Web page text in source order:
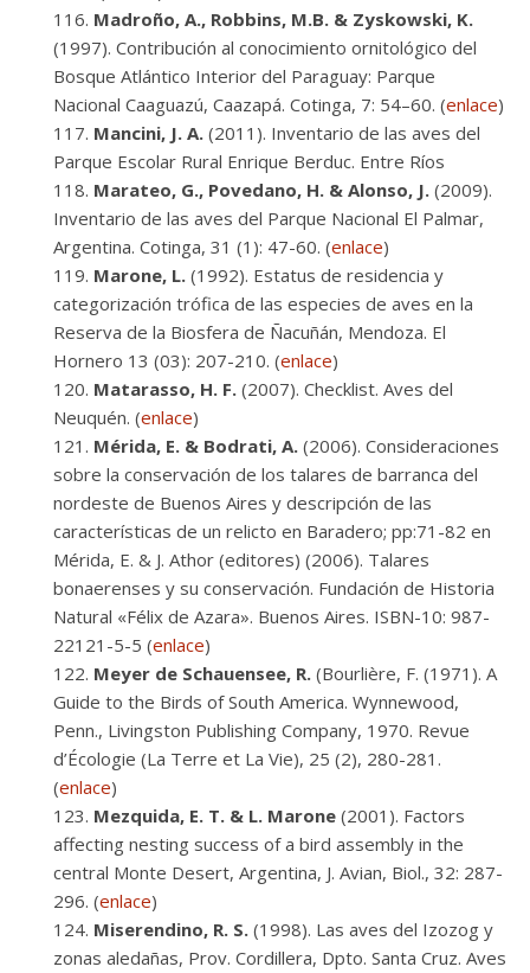
Madroño, A., Robbins, M.B. & Zyskowski, K.
(1997). Contribución al conocimiento ornitológico del
Bosque Atlántico Interior del Paraguay: Parque
Nacional Caaguazú, Caazapá. Cotinga, 7: 54–60. (enlace)
Mancini, J. A. (2011). Inventario de las aves del
Parque Escolar Rural Enrique Berduc. Entre Ríos
Marateo, G., Povedano, H. & Alonso, J. (2009).
Inventario de las aves del Parque Nacional El Palmar,
Argentina. Cotinga, 31 (1): 47-60. (enlace)
Marone, L. (1992). Estatus de residencia y
categorización trófica de las especies de aves en la
Reserva de la Biosfera de Ñacuñán, Mendoza. El
Hornero 13 (03): 207-210. (enlace)
Matarasso, H. F. (2007). Checklist. Aves del
Neuquén. (enlace)
Mérida, E. & Bodrati, A. (2006). Consideraciones
sobre la conservación de los talares de barranca del
nordeste de Buenos Aires y descripción de las
características de un relicto en Baradero; pp:71-82 en
Mérida, E. & J. Athor (editores) (2006). Talares
bonaerenses y su conservación. Fundación de Historia
Natural «Félix de Azara». Buenos Aires. ISBN-10: 987-
22121-5-5 (enlace)
Meyer de Schauensee, R. (Bourlière, F. (1971). A
Guide to the Birds of South America. Wynnewood,
Penn., Livingston Publishing Company, 1970. Revue
d’Écologie (La Terre et La Vie), 25 (2), 280-281.
(enlace)
Mezquida, E. T. & L. Marone (2001). Factors
affecting nesting success of a bird assembly in the
central Monte Desert, Argentina, J. Avian, Biol., 32: 287-
296. (enlace)
Miserendino, R. S. (1998). Las aves del Izozog y
zonas aledañas, Prov. Cordillera, Dpto. Santa Cruz. Aves